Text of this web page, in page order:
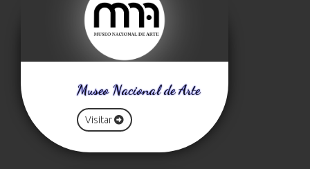
Museo Nacional de Arte
Visitar